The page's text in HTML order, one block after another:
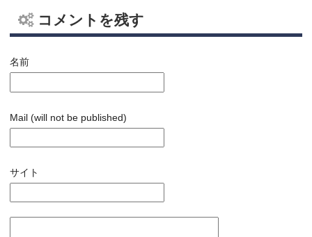
コメントを残す
名前
Mail (will not be published)
サイト